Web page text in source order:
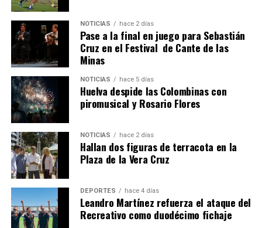
SEXTA CORRIDA DE LAS FIESTAS COLOMBINAS
2026
hace 5 días· Huelvatv
NOTICIAS hace 2 días
Pase a la final en juego para Sebastián
Cruz en el Festival de Cante de las
Minas
NOTICIAS hace 5 días
Huelva despide las Colombinas con
piromusical y Rosario Flores
NOTICIAS hace 2 días
Hallan dos figuras de terracota en la
Plaza de la Vera Cruz
DEPORTES hace 4 días
Leandro Martínez refuerza el ataque del
Recreativo como duodécimo fichaje